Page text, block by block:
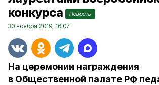
конкурса
Новость
30 ноября 2019, 16:07
На церемонии награждения
в Общественной палате РФ